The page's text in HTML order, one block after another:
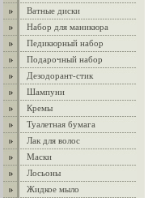
Ватные диски
Набор для маникюра
Педикюрный набор
Подарочный набор
Дезодорант-стик
Шампуни
Кремы
Туалетная бумага
Лак для волос
Маски
Лосьоны
Жидкое мыло